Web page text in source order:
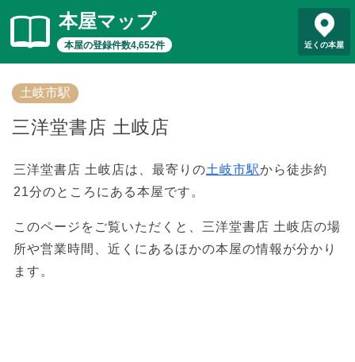
本屋マップ
本屋の登録件数4,652件 近くの本屋
土岐市駅
三洋堂書店 土岐店
三洋堂書店 土岐店は、最寄りの土岐市駅から徒歩約
21分のところにある本屋です。
このページをご覧いただくと、三洋堂書店 土岐店の場
所や営業時間、近くにあるほかの本屋の情報が分かり
ます。